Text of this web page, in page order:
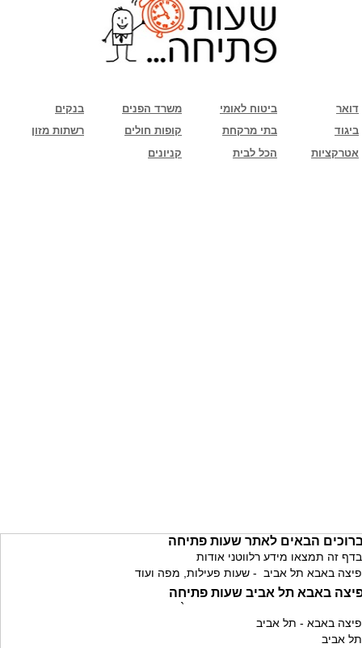
בנקים משרד הפנים ביטוח לאומי
דואר
רשתות מזון
קופות חולים בתי מרקחת
ביגוד
קניונים
הכל לבית אטרקציות
הבאים לאתר שעות פתיחה
בדף זה תמצאו מידע רלווטני אודות
פיצה באבא תל אביב - שעות פעילות, מפה ועוד
באבא תל אביב שעות פתיחה
`
פיצה באבא - תל אביב
תל אביב